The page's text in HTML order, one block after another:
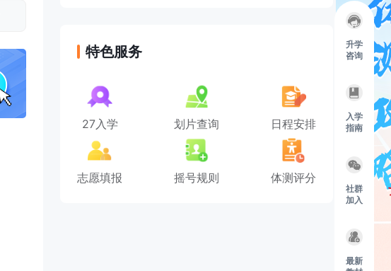
升学
咨询
入学
指南
社群
加入
最新
特色服务
27入学 划片查询 日程安排
志愿填报 摇号规则 体测评分